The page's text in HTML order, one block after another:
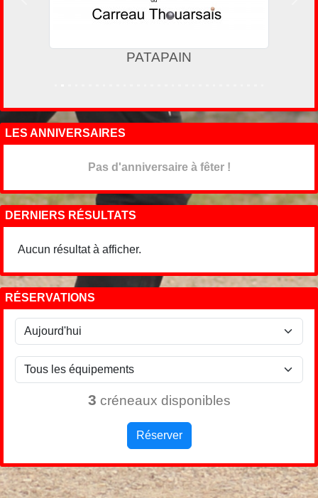
PATAPAIN
LES ANNIVERSAIRES
Pas d'anniversaire à fêter !
DERNIERS RÉSULTATS
Aucun résultat à afficher.
RÉSERVATIONS
3 créneaux disponibles
Réserver